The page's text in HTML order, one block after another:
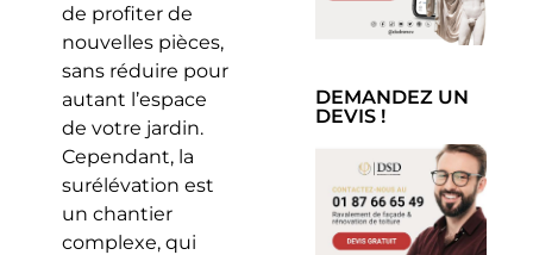
de profiter de
nouvelles pièces,
sans réduire pour
autant l’espace
de votre jardin.
Cependant, la
surélévation est
un chantier
complexe, qui
DEMANDEZ UN
DEVIS !